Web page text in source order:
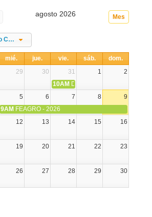
Mes
agosto 2026
Todos los Evento Categories
mié. jue. vie. sáb.
dom.
29 30 31 1
2
10AM DIA NACIONAL DE LA
5 6 7 8
9
9AM FEAGRO - 2026
12 13 14 15 16
19 20 21 22 23
26 27 28 29 30